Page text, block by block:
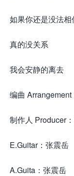
如果你还是没法相
真的没关系
我会安静的离去
编曲
制作人 Producer
E.Guitar：张震岳
A.Guita：张震岳